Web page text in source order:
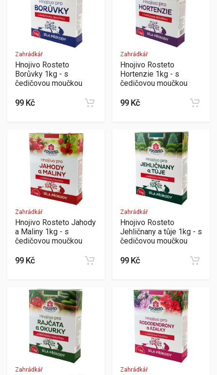
Zahrádkář
Hnojivo Rosteto
Borůvky 1kg - s
čedičovou moučkou
99 Kč
Zahrádkář
Hnojivo Rosteto
Hortenzie 1kg - s
čedičovou moučkou
99 Kč
Zahrádkář
Hnojivo Rosteto Jahody
a Maliny 1kg - s
čedičovou moučkou
99 Kč
Zahrádkář
Hnojivo Rosteto
Jehličnany a tůje 1kg - s
čedičovou moučkou
99 Kč
Zahrádkář Zahrádkář